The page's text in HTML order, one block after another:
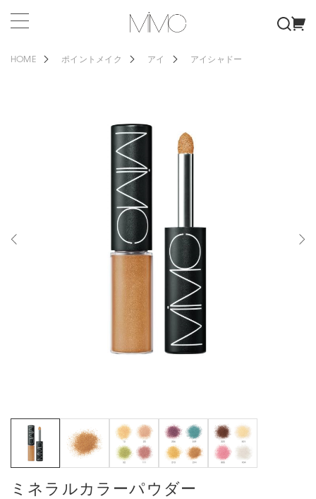
HOME ポイントメイク アイ アイシャドー
ミネラルカラーパウダー